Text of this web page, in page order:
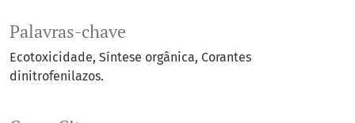
Palavras-chave
Ecotoxicidade Síntese orgânica Corantes
dinitrofenilazos.